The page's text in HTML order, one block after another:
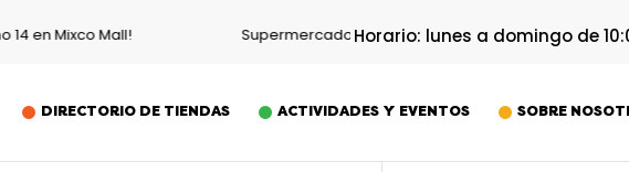
14 en Mixco Mall! Supermercado, gimnasio, restaurantes y bancos
Horario: lunes a domingo de
DIRECTORIO DE TIENDAS ACTIVIDADES Y EVENTOS SOBRE